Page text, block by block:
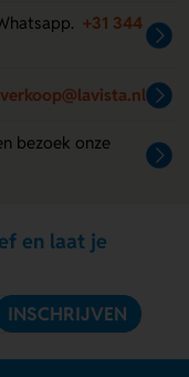
+31 344
verkoop@lavista.nl
bezoek onze
en laat je
INSCHRIJVEN